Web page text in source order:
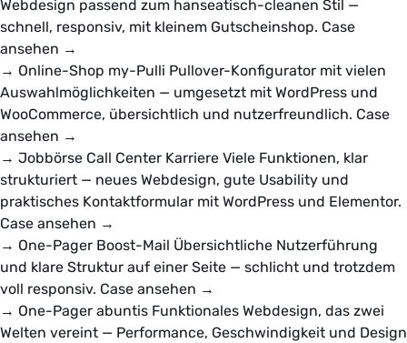
Webdesign passend zum hanseatisch-cleanen Stil —
schnell, responsiv, mit kleinem Gutscheinshop. Case
ansehen →
→ Online-Shop my-Pulli Pullover-Konfigurator mit vielen
Auswahlmöglichkeiten — umgesetzt mit WordPress und
WooCommerce, übersichtlich und nutzerfreundlich. Case
ansehen →
→ Jobbörse Call Center Karriere Viele Funktionen, klar
strukturiert — neues Webdesign, gute Usability und
praktisches Kontaktformular mit WordPress und Elementor.
Case ansehen →
→ One-Pager Boost-Mail Übersichtliche Nutzerführung
und klare Struktur auf einer Seite — schlicht und trotzdem
voll responsiv. Case ansehen →
→ One-Pager abuntis Funktionales Webdesign, das zwei
Welten vereint — Performance, Geschwindigkeit und Design